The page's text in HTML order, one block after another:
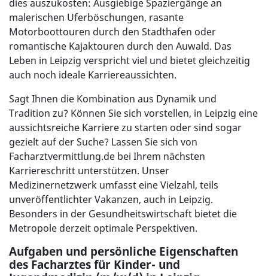
dies auszukosten: Ausgiebige Spaziergänge an
malerischen Uferböschungen, rasante
Motorboottouren durch den Stadthafen oder
romantische Kajaktouren durch den Auwald. Das
Leben in Leipzig verspricht viel und bietet gleichzeitig
auch noch ideale Karriereaussichten.
Sagt Ihnen die Kombination aus Dynamik und
Tradition zu? Können Sie sich vorstellen, in Leipzig eine
aussichtsreiche Karriere zu starten oder sind sogar
gezielt auf der Suche? Lassen Sie sich von
Facharztvermittlung.de bei Ihrem nächsten
Karriereschritt unterstützen. Unser
Medizinernetzwerk umfasst eine Vielzahl, teils
unveröffentlichter Vakanzen, auch in Leipzig.
Besonders in der Gesundheitswirtschaft bietet die
Metropole derzeit optimale Perspektiven.
Aufgaben und persönliche Eigenschaften
des Facharztes für Kinder- und